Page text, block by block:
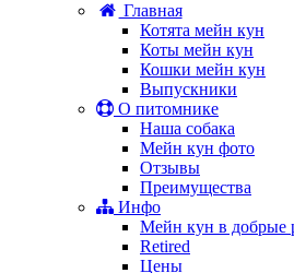
Главная
Котята мейн кун
Коты мейн кун
Кошки мейн кун
Выпускники
О питомнике
Наша собака
Мейн кун фото
Отзывы
Преимущества
Инфо
Мейн кун в добрые
Retired
Цены